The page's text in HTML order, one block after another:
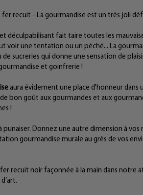
recuit - La gourmandise est un très joli
déculpabilisant fait taire toutes les
voir une tentation ou un péché... La
sucreries qui donne une sensation de
et goinfrerie !
aura évidement une place d'honneur dans
bon goût aux gourmandes et aux
!
punaiser. Donnez une autre dimension à
gourmandise murale au grès de vos
recuit noir façonnée à la main dans notre